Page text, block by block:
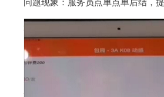
问题现象：服务员点单点单后结，